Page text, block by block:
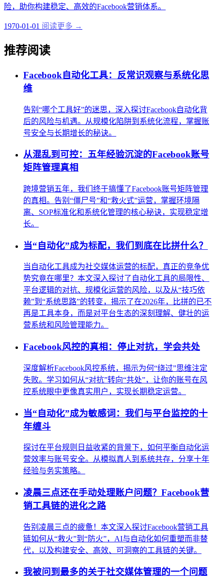
险，助你构建稳定、高效的Facebook营销体系。
1970-01-01 阅读更多 →
推荐阅读
Facebook自动化工具：反常识观察与系统化思
维
告别“哪个工具好”的迷思，深入探讨Facebook自动化背
后的风险与机遇。从规模化陷阱到系统化流程，掌握账
号安全与长期增长的秘诀。
从混乱到可控：五年经验沉淀的Facebook账号
矩阵管理真相
跨境营销五年，我们终于搞懂了Facebook账号矩阵管理
的真相。告别“僵尸号”和“救火式”运营，掌握环境隔
离、SOP标准化和系统化管理的核心秘诀，实现稳定增
长。
当“自动化”成为标配，我们到底在比拼什么？
当自动化工具成为社交媒体运营的标配，真正的竞争优
势究竟在哪里？本文深入探讨了自动化工具的局限性、
平台逻辑的对抗、规模化运营的风险，以及从“技巧依
赖”到“系统思路”的转变，揭示了在2026年，比拼的已不
再是工具本身，而是对平台生态的深刻理解、健壮的运
营系统和风险管理能力。
Facebook风控的真相：停止对抗，学会共处
深度解析Facebook风控系统，揭示为何“绕过”思维注定
失败。学习如何从“对抗”转向“共处”，让你的账号在风
控系统眼中更像真实用户，实现长期稳定运营。
当“自动化”成为敏感词：我们与平台监控的十
年缠斗
探讨在平台规则日益收紧的背景下，如何平衡自动化运
营效率与账号安全。从模拟真人到系统共存，分享十年
经验与务实策略。
凌晨三点还在手动处理账户问题？Facebook营
销工具链的进化之路
告别凌晨三点的疲惫！本文深入探讨Facebook营销工具
链如何从“救火”到“防火”，AI与自动化如何重塑而非替
代，以及构建安全、高效、可洞察的工具链的关键。
我被问到最多的关于社交媒体管理的一个问题